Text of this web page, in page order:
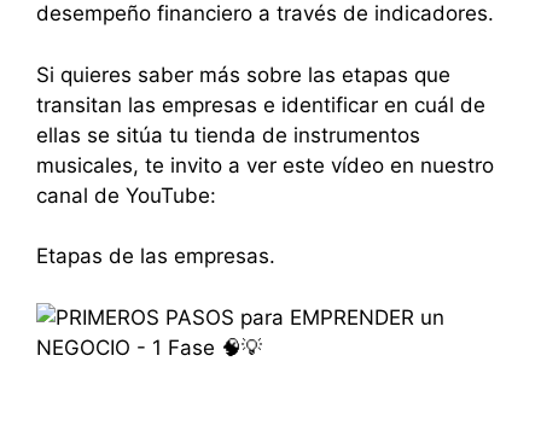
desempeño financiero a través de indicadores.
Si quieres saber más sobre las etapas que
transitan las empresas e identificar en cuál de
ellas se sitúa tu tienda de instrumentos
musicales, te invito a ver este vídeo en nuestro
canal de YouTube:
Etapas de las empresas.